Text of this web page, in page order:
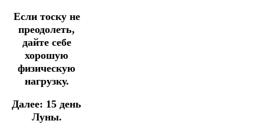
Если тоску не
преодолеть,
дайте себе
хорошую
физическую
нагрузку.
Далее: 15 день
Луны.